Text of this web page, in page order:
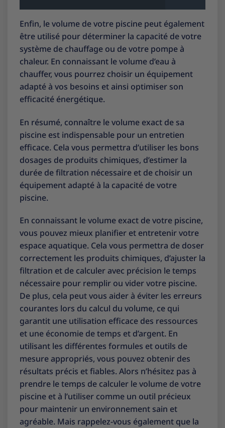
Enfin, le volume de votre piscine peut également
être utilisé pour déterminer la capacité de votre
système de chauffage ou de votre pompe à
chaleur. En connaissant le volume d’eau à
chauffer, vous pourrez choisir un équipement
adapté à vos besoins et ainsi optimiser son
efficacité énergétique.
En résumé, connaître le volume exact de sa
piscine est indispensable pour un entretien
efficace. Cela vous permettra d’utiliser les bons
dosages de produits chimiques, d’estimer la
durée de filtration nécessaire et de choisir un
équipement adapté à la capacité de votre
piscine.
En connaissant le volume exact de votre piscine,
vous pouvez mieux planifier et entretenir votre
espace aquatique. Cela vous permettra de doser
correctement les produits chimiques, d’ajuster la
filtration et de calculer avec précision le temps
nécessaire pour remplir ou vider votre piscine.
De plus, cela peut vous aider à éviter les erreurs
courantes lors du calcul du volume, ce qui
garantit une utilisation efficace des ressources
et une économie de temps et d’argent. En
utilisant les différentes formules et outils de
mesure appropriés, vous pouvez obtenir des
résultats précis et fiables. Alors n’hésitez pas à
prendre le temps de calculer le volume de votre
piscine et à l’utiliser comme un outil précieux
pour maintenir un environnement sain et
agréable. Mais rappelez-vous également que la